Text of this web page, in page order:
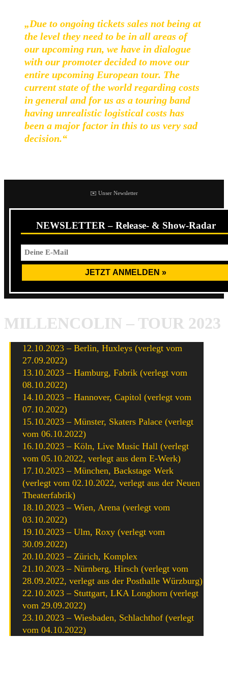
„Due to ongoing tickets sales not being at
the level they need to be in all areas of
our upcoming run, we have in dialogue
with our promoter decided to move our
entire upcoming European tour. The
current state of the world regarding costs
in general and for us as a touring band
having unrealistic logistical costs has
been a major factor in this to us very sad
decision.“
✉️ Unser Newsletter
NEWSLETTER – Release- & Show-Radar
MILLENCOLIN – TOUR 2023
12.10.2023 – Berlin, Huxleys (verlegt vom
27.09.2022)
13.10.2023 – Hamburg, Fabrik (verlegt vom
08.10.2022)
14.10.2023 – Hannover, Capitol (verlegt vom
07.10.2022)
15.10.2023 – Münster, Skaters Palace (verlegt
vom 06.10.2022)
16.10.2023 – Köln, Live Music Hall (verlegt
vom 05.10.2022, verlegt aus dem E-Werk)
17.10.2023 – München, Backstage Werk
(verlegt vom 02.10.2022, verlegt aus der Neuen
Theaterfabrik)
18.10.2023 – Wien, Arena (verlegt vom
03.10.2022)
19.10.2023 – Ulm, Roxy (verlegt vom
30.09.2022)
20.10.2023 – Zürich, Komplex
21.10.2023 – Nürnberg, Hirsch (verlegt vom
28.09.2022, verlegt aus der Posthalle Würzburg)
22.10.2023 – Stuttgart, LKA Longhorn (verlegt
vom 29.09.2022)
23.10.2023 – Wiesbaden, Schlachthof (verlegt
vom 04.10.2022)